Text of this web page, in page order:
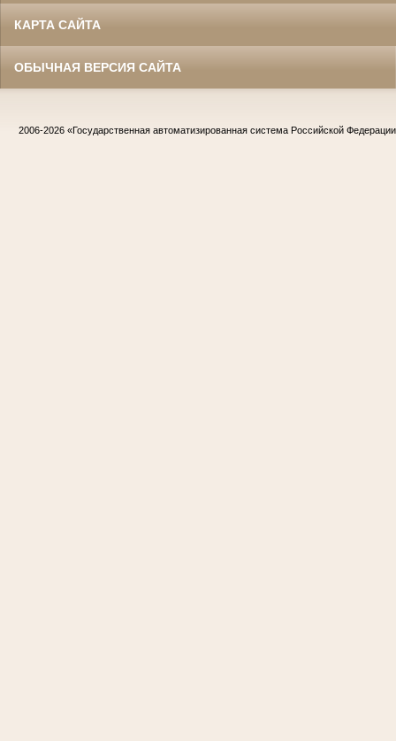
КАРТА САЙТА
ОБЫЧНАЯ ВЕРСИЯ САЙТА
2006-2026 «Государственная автоматизированная система Российской